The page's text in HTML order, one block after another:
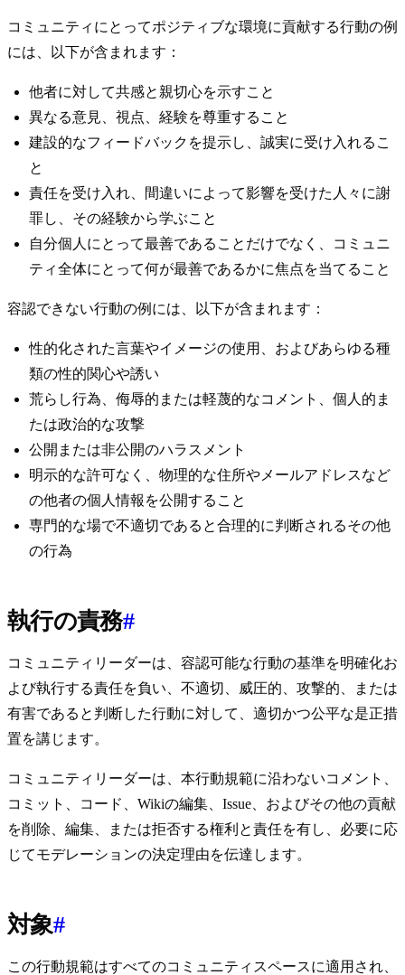
コミュニティにとってポジティブな環境に貢献する行動の例
には、以下が含まれます：
他者に対して共感と親切心を示すこと
異なる意見、視点、経験を尊重すること
建設的なフィードバックを提示し、誠実に受け入れるこ
と
責任を受け入れ、間違いによって影響を受けた人々に謝
罪し、その経験から学ぶこと
自分個人にとって最善であることだけでなく、コミュニ
ティ全体にとって何が最善であるかに焦点を当てること
容認できない行動の例には、以下が含まれます：
性的化された言葉やイメージの使用、およびあらゆる種
類の性的関心や誘い
荒らし行為、侮辱的または軽蔑的なコメント、個人的ま
たは政治的な攻撃
公開または非公開のハラスメント
明示的な許可なく、物理的な住所やメールアドレスなど
の他者の個人情報を公開すること
専門的な場で不適切であると合理的に判断されるその他
の行為
執行の責務#
コミュニティリーダーは、容認可能な行動の基準を明確化お
よび執行する責任を負い、不適切、威圧的、攻撃的、または
有害であると判断した行動に対して、適切かつ公平な是正措
置を講じます。
コミュニティリーダーは、本行動規範に沿わないコメント、
コミット、コード、Wikiの編集、Issue、およびその他の貢献
を削除、編集、または拒否する権利と責任を有し、必要に応
じてモデレーションの決定理由を伝達します。
対象#
この行動規範はすべてのコミュニティスペースに適用され、